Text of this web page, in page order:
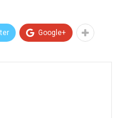
Google+